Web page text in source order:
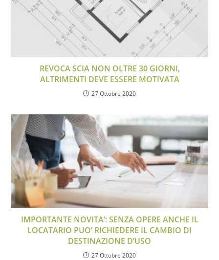
REVOCA SCIA NON OLTRE 30 GIORNI,
ALTRIMENTI DEVE ESSERE MOTIVATA
27 Ottobre 2020
IMPORTANTE NOVITA’: SENZA OPERE ANCHE IL
LOCATARIO PUO’ RICHIEDERE IL CAMBIO DI
DESTINAZIONE D’USO
27 Ottobre 2020